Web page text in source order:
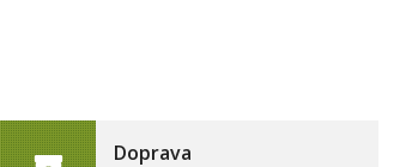
Doprava